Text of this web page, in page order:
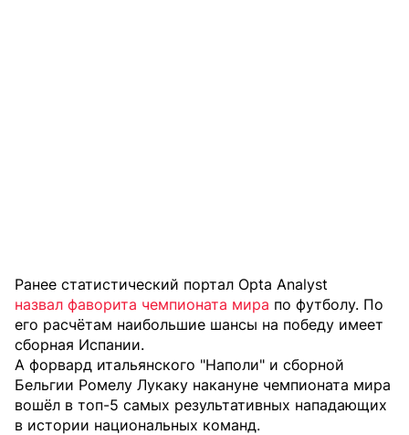
Ранее статистический портал Opta Analyst
назвал фаворита чемпионата мира по футболу. По
его расчётам наибольшие шансы на победу имеет
сборная Испании.
А форвард итальянского "Наполи" и сборной
Бельгии Ромелу Лукаку накануне чемпионата мира
вошёл в топ-5 самых результативных нападающих
в истории национальных команд.